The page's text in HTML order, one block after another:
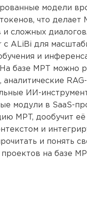
модели
что
и сложных
с ALiBi для
и
базе MPT можно
аналитические
ИИ-
модули в SaaS-
MPT, дообучит
и
и понять
проектов на базе